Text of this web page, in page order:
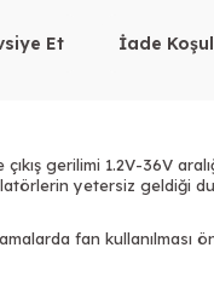
Et İade
gerilimi 1.2V-36V
yetersiz geldiği
fan kullanılması